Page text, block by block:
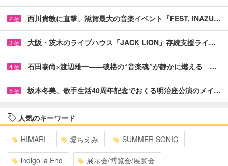
2 位 西川貴教に直撃、滋賀最大の音楽イベント『FEST. INAZU…
3 位 大阪・茨木のライブハウス「JACK LION」存続支援ライ…
4 位 石田泰尚×渡辺雄一――破格の“音楽魂”が静かに燃える …
5 位 坂本冬美、歌手生活40周年記念でおくる明治座公演のメイ…
人気のキーワード
HIMARI 堀ちえみ SUMMER SONIC
indigo la End 展示会/博覧会/展覧会